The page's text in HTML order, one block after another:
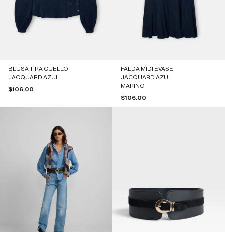
BLUSA TIRA CUELLO
JACQUARD AZUL
Precio de oferta
$106.00
FALDA MIDI EVASE
JACQUARD AZUL
MARINO
Precio de oferta
$106.00